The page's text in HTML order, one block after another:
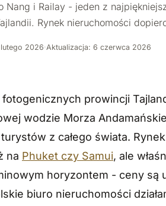
Nang i Railay - jeden z
Rynek nieruchomości
2026·Aktualizacja: 6 czerwca 2026
prowincji
wodzie Morza
z całego świata.
na Phuket czy Samui, ale
horyzontem - ceny są
biuro nieruchomości